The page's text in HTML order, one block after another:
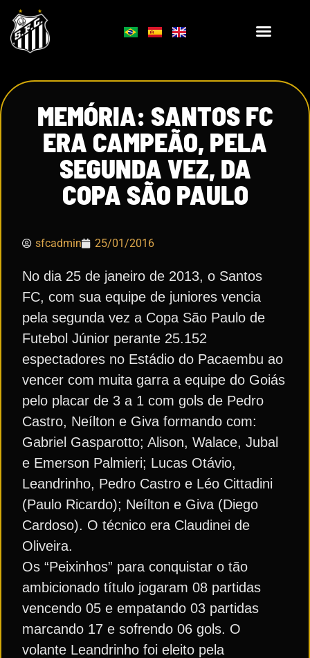
MEMÓRIA: SANTOS FC
ERA CAMPEÃO, PELA
SEGUNDA VEZ, DA
COPA SÃO PAULO
sfcadmin 25/01/2016
No dia 25 de janeiro de 2013, o Santos
FC, com sua equipe de juniores vencia
pela segunda vez a Copa São Paulo de
Futebol Júnior perante 25.152
espectadores no Estádio do Pacaembu ao
vencer com muita garra a equipe do Goiás
pelo placar de 3 a 1 com gols de Pedro
Castro, Neílton e Giva formando com:
Gabriel Gasparotto; Alison, Walace, Jubal
e Emerson Palmieri; Lucas Otávio,
Leandrinho, Pedro Castro e Léo Cittadini
(Paulo Ricardo); Neílton e Giva (Diego
Cardoso). O técnico era Claudinei de
Oliveira.
Os “Peixinhos” para conquistar o tão
ambicionado título jogaram 08 partidas
vencendo 05 e empatando 03 partidas
marcando 17 e sofrendo 06 gols. O
volante Leandrinho foi eleito pela